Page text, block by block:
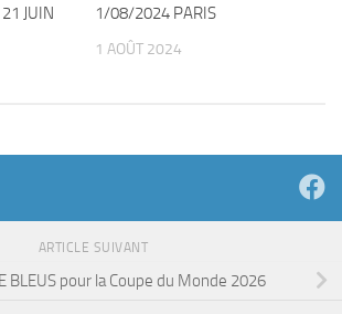
JUIN
1/08/2024 PARIS
1 AOÛT 2024
ARTICLE SUIVANT
BLEUS pour la Coupe du Monde 2026